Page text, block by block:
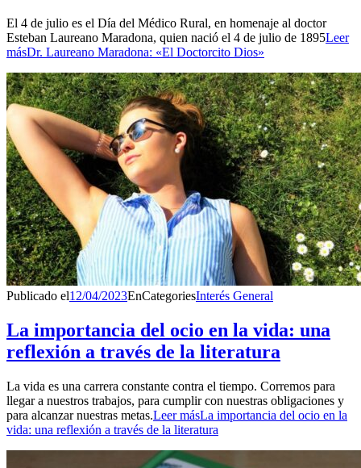
El 4 de julio es el Día del Médico Rural, en homenaje al doctor
Esteban Laureano Maradona, quien nació el 4 de julio de 1895Leer
másDr. Laureano Maradona: «El Doctorcito Dios»
Publicado el12/04/2023EnCategoriesInterés General
La importancia del ocio en la vida: una
reflexión a través de la literatura
La vida es una carrera constante contra el tiempo. Corremos para
llegar a nuestros trabajos, para cumplir con nuestras obligaciones y
para alcanzar nuestras metas.Leer másLa importancia del ocio en la
vida: una reflexión a través de la literatura